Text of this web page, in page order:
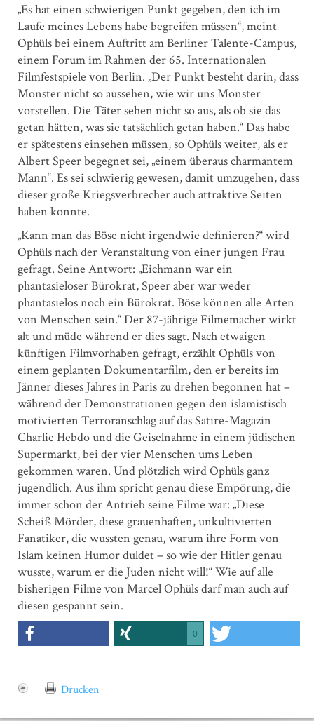
„Es hat einen schwierigen Punkt gegeben, den ich im
Laufe meines Lebens habe begreifen müssen“, meint
Ophüls bei einem Auftritt am Berliner Talente-Campus,
einem Forum im Rahmen der 65. Internationalen
Filmfestspiele von Berlin. „Der Punkt besteht darin, dass
Monster nicht so aussehen, wie wir uns Monster
vorstellen. Die Täter sehen nicht so aus, als ob sie das
getan hätten, was sie tatsächlich getan haben.“ Das habe
er spätestens einsehen müssen, so Ophüls weiter, als er
Albert Speer begegnet sei, „einem überaus charmantem
Mann“. Es sei schwierig gewesen, damit umzugehen, dass
dieser große Kriegsverbrecher auch attraktive Seiten
haben konnte.
„Kann man das Böse nicht irgendwie definieren?“ wird
Ophüls nach der Veranstaltung von einer jungen Frau
gefragt. Seine Antwort: „Eichmann war ein
phantasieloser Bürokrat, Speer aber war weder
phantasielos noch ein Bürokrat. Böse können alle Arten
von Menschen sein.“ Der 87-jährige Filmemacher wirkt
alt und müde während er dies sagt. Nach etwaigen
künftigen Filmvorhaben gefragt, erzählt Ophüls von
einem geplanten Dokumentarfilm, den er bereits im
Jänner dieses Jahres in Paris zu drehen begonnen hat –
während der Demonstrationen gegen den islamistisch
motivierten Terroranschlag auf das Satire-Magazin
Charlie Hebdo und die Geiselnahme in einem jüdischen
Supermarkt, bei der vier Menschen ums Leben
gekommen waren. Und plötzlich wird Ophüls ganz
jugendlich. Aus ihm spricht genau diese Empörung, die
immer schon der Antrieb seine Filme war: „Diese
Scheiß Mörder, diese grauenhaften, unkultivierten
Fanatiker, die wussten genau, warum ihre Form von
Islam keinen Humor duldet – so wie der Hitler genau
wusste, warum er die Juden nicht will!“ Wie auf alle
bisherigen Filme von ­Marcel Ophüls darf man auch auf
diesen gespannt sein.
0
Drucken